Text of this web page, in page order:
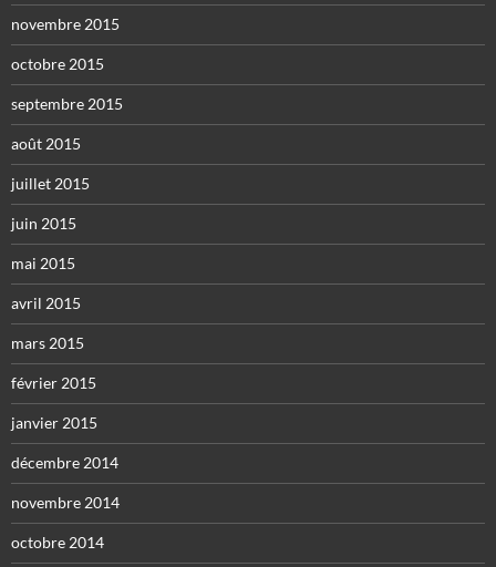
novembre 2015
octobre 2015
septembre 2015
août 2015
juillet 2015
juin 2015
mai 2015
avril 2015
mars 2015
février 2015
janvier 2015
décembre 2014
novembre 2014
octobre 2014